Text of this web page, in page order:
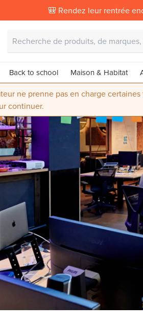
🎒 Rendez leur rentrée
Back to school Maison & Habitat
ne prenne pas en charge
continuer.